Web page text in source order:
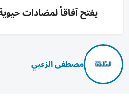
يفتح آفاقاً لمضادات
مصطفى الزعبي